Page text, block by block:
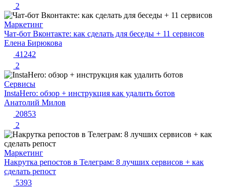
2
Маркетинг
Чат-бот Вконтакте: как сделать для беседы + 11 сервисов
Елена Бирюкова
41242
2
Сервисы
InstaHero: обзор + инструкция как удалить ботов
Анатолий Милов
20853
2
Маркетинг
Накрутка репостов в Телеграм: 8 лучших сервисов + как
сделать репост
5393